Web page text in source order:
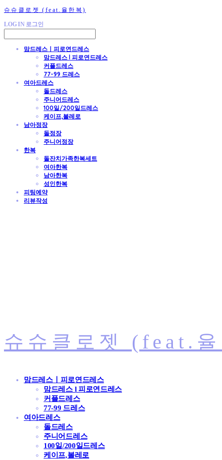
슈슈클로젯 (feat.율한복)
LOG IN 로그인
맘드레스ㅣ피로연드레스
맘드레스 l 피로연드레스
커플드레스
77-99 드레스
여아드레스
돌드레스
주니어드레스
100일/200일드레스
케이프,볼레로
남아정장
돌정장
주니어정장
한복
돌잔치가족한복세트
여아한복
남아한복
성인한복
피팅예약
리뷰작성
슈슈클로젯 (feat.
맘드레스ㅣ피로연드레스
맘드레스 l 피로연드레스
커플드레스
77-99 드레스
여아드레스
돌드레스
주니어드레스
100일/200일드레스
케이프,볼레로